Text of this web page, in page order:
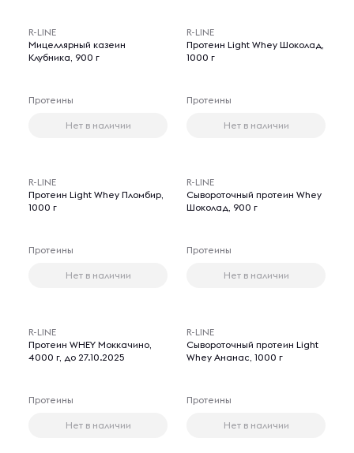
R-LINE
Мицеллярный казеин
Клубника, 900 г
Протеины
Нет в наличии
R-LINE
Протеин Light Whey Шоколад,
1000 г
Протеины
Нет в наличии
R-LINE
Протеин Light Whey Пломбир,
1000 г
Протеины
Нет в наличии
R-LINE
Сывороточный протеин Whey
Шоколад, 900 г
Протеины
Нет в наличии
R-LINE
Протеин WHEY Моккачино,
4000 г, до 27.10.2025
Протеины
Нет в наличии
R-LINE
Сывороточный протеин Light
Whey Ананас, 1000 г
Протеины
Нет в наличии